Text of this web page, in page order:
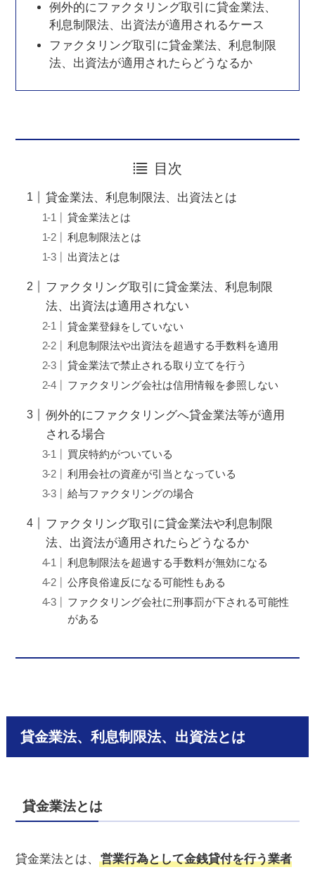
例外的にファクタリング取引に貸金業法、
利息制限法、出資法が適用されるケース
ファクタリング取引に貸金業法、利息制限
法、出資法が適用されたらどうなるか
目次
貸金業法、利息制限法、出資法とは
貸金業法とは
利息制限法とは
出資法とは
ファクタリング取引に貸金業法、利息制限
法、出資法は適用されない
貸金業登録をしていない
利息制限法や出資法を超過する手数料を適用
貸金業法で禁止される取り立てを行う
ファクタリング会社は信用情報を参照しない
例外的にファクタリングへ貸金業法等が適用
される場合
買戻特約がついている
利用会社の資産が引当となっている
給与ファクタリングの場合
ファクタリング取引に貸金業法や利息制限
法、出資法が適用されたらどうなるか
利息制限法を超過する手数料が無効になる
公序良俗違反になる可能性もある
ファクタリング会社に刑事罰が下される可能性
がある
貸金業法、利息制限法、出資法とは
貸金業法とは
貸金業法とは、営業行為として金銭貸付を行う業者